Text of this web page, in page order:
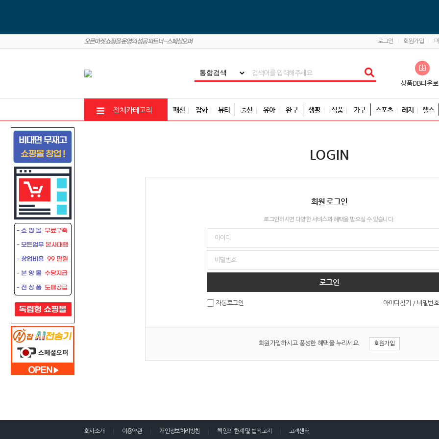
로그인 회원가입
전체카테고리 패션 잡화 뷰티 출산 유아 완구 생활 식품 가구 스포츠 레저 헬스
LOGIN
회원 로그인
로그인하시면 다양한 서비스와 혜택을 받으실 수 있습니다.
로그인
자동로그인 아이디찾기 / 비밀번
회원가입하시고 풍성한 혜택을 누리세요. 회원가입
회사소개 이용약관 개인정보처리방침 책임의 한계 및 법적고지 고객센터